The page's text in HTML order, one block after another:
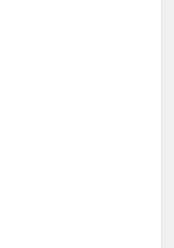
книги
на
И